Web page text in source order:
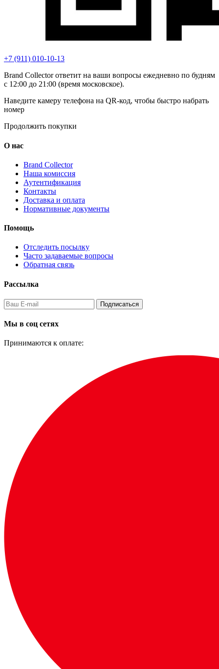
+7 (911) 010-10-13
Brand Collector ответит на ваши вопросы ежедневно по будням
с 12:00 до 21:00 (время московское).
Наведите камеру телефона на QR-код, чтобы быстро набрать
номер
Продолжить покупки
О нас
Brand Collector
Наша комиссия
Аутентификация
Контакты
Доставка и оплата
Нормативные документы
Помощь
Отследить посылку
Часто задаваемые вопросы
Обратная связь
Рассылка
Подписаться
Мы в соц сетях
Принимаются к оплате: